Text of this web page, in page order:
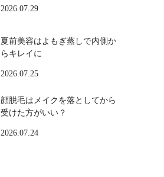
2026.07.29
夏前美容はよもぎ蒸しで内側か
らキレイに
2026.07.25
顔脱毛はメイクを落としてから
受けた方がいい？
2026.07.24